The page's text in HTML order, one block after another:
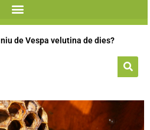
de Vespa velutina de dies?